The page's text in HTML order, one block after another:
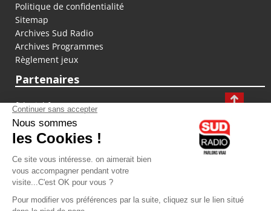
Politique de confidentialité
Sitemap
Archives Sud Radio
Archives Programmes
Règlement jeux
Partenaires
fiducial.fr
lyoncapitale.fr
olympique-et-lyonnais.com
L'application Iphone / Android
Téléchargez l'application